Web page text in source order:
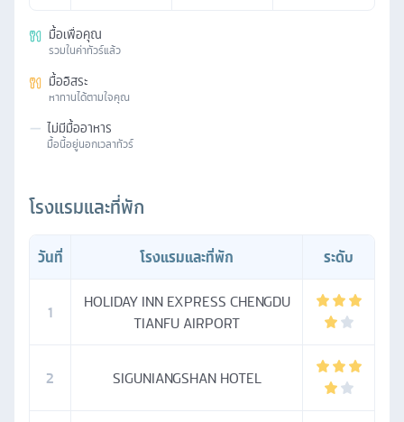
มื้อเพื่อคุณ
รวมในค่าทัวร์แล้ว
มื้ออิสระ
หาทานได้ตามใจคุณ
— ไม่มีมื้ออาหาร
มื้อนี้อยู่นอกเวลาทัวร์
โรงแรมและที่พัก
วันที่ โรงแรมและที่พัก ระดับ
1
HOLIDAY INN EXPRESS CHENGDU
TIANFU AIRPORT
2 SIGUNIANGSHAN HOTEL